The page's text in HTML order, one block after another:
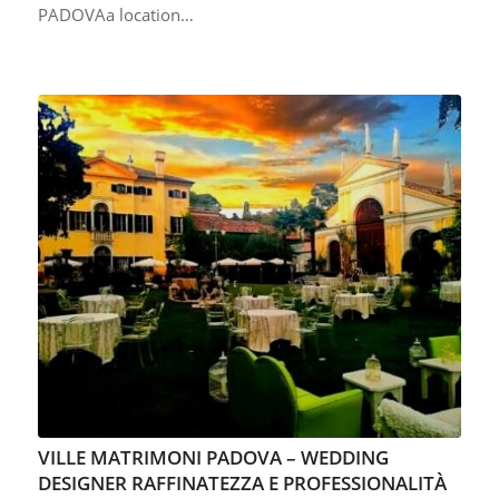
PADOVAa location…
VILLE MATRIMONI PADOVA – WEDDING
DESIGNER RAFFINATEZZA E PROFESSIONALITÀ